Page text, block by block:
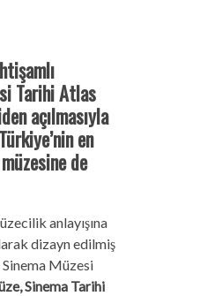
Tarihi Atlas
açılmasıyla
en
de
anlayışına
dizayn edilmiş
Müzesi
Sinema Tarihi